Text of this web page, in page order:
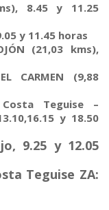
8.45 y 11.25
y 11.45 horas
(21,03 kms),
CARMEN (9,88
Costa Teguise –
y 18.50
9.25 y 12.05
Teguise ZA: